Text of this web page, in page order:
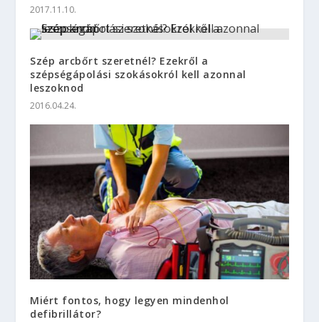
2017.11.10.
Szép arcbőrt szeretnél? Ezekről a
szépségápolási szokásokról kell azonnal
leszoknod
2016.04.24.
Miért fontos, hogy legyen mindenhol
defibrillátor?